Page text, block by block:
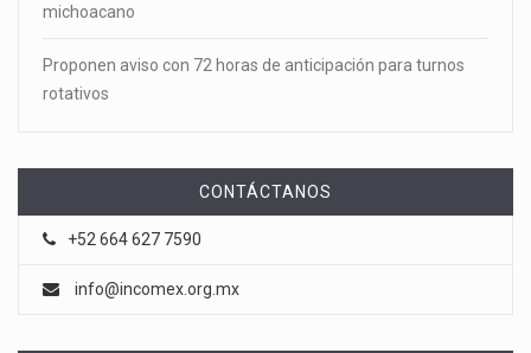
michoacano
Proponen aviso con 72 horas de anticipación para turnos
rotativos
CONTÁCTANOS
+52 664 627 7590
info@incomex.org.mx